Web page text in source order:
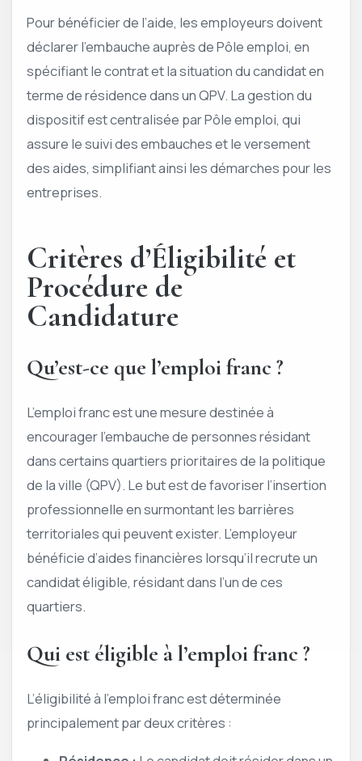
Pour bénéficier de l’aide, les employeurs doivent
déclarer l’embauche auprès de Pôle emploi, en
spécifiant le contrat et la situation du candidat en
terme de résidence dans un QPV. La gestion du
dispositif est centralisée par Pôle emploi, qui
assure le suivi des embauches et le versement
des aides, simplifiant ainsi les démarches pour les
entreprises.
Critères d’Éligibilité et
Procédure de
Candidature
Qu’est-ce que l’emploi franc ?
L’emploi franc est une mesure destinée à
encourager l’embauche de personnes résidant
dans certains quartiers prioritaires de la politique
de la ville (QPV). Le but est de favoriser l’insertion
professionnelle en surmontant les barrières
territoriales qui peuvent exister. L’employeur
bénéficie d’aides financières lorsqu’il recrute un
candidat éligible, résidant dans l’un de ces
quartiers.
Qui est éligible à l’emploi franc ?
L’éligibilité à l’emploi franc est déterminée
principalement par deux critères :